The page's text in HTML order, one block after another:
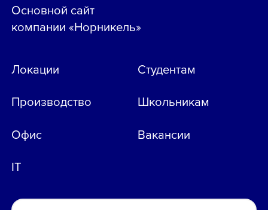
Основной сайт
компании «Норникель»
Локации
Производство
Офис
IT
Студентам
Школьникам
Вакансии